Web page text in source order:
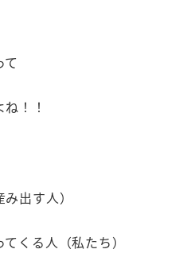
！！
出す人）
くる人（私たち）